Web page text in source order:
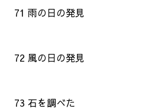
71 雨の日の発見
72 風の日の発見
73 石を調べた